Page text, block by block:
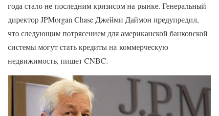
года стало не последним кризисом на рынке. Генеральный
директор JPMorgan Chase Джейми Даймон предупредил,
что следующим потрясением для американской банковской
системы могут стать кредиты на коммерческую
недвижимость, пишет CNBC.